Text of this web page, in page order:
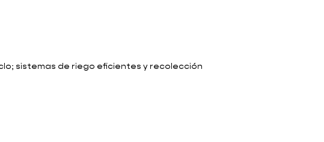
sistemas de riego eficientes y recolección